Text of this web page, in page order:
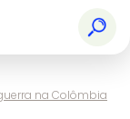
na Colômbia